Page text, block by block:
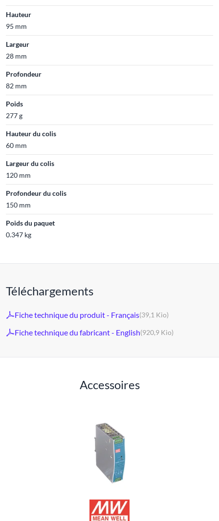
Hauteur
95 mm
Largeur
28 mm
Profondeur
82 mm
Poids
277 g
Hauteur du colis
60 mm
Largeur du colis
120 mm
Profondeur du colis
150 mm
Poids du paquet
0.347 kg
Téléchargements
Fiche technique du produit - Français(39,1 Kio)
Fiche technique du fabricant - English(920,9 Kio)
Accessoires